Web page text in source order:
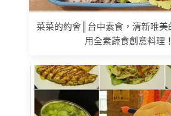
菜菜的約會║台中素食，清新唯美
用全素蔬食創意料理